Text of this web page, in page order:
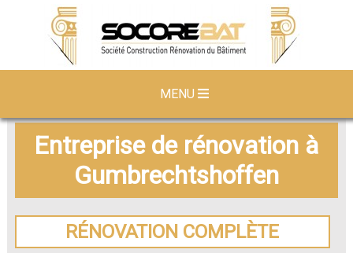
MENU
Entreprise de rénovation à
Gumbrechtshoffen
RÉNOVATION COMPLÈTE